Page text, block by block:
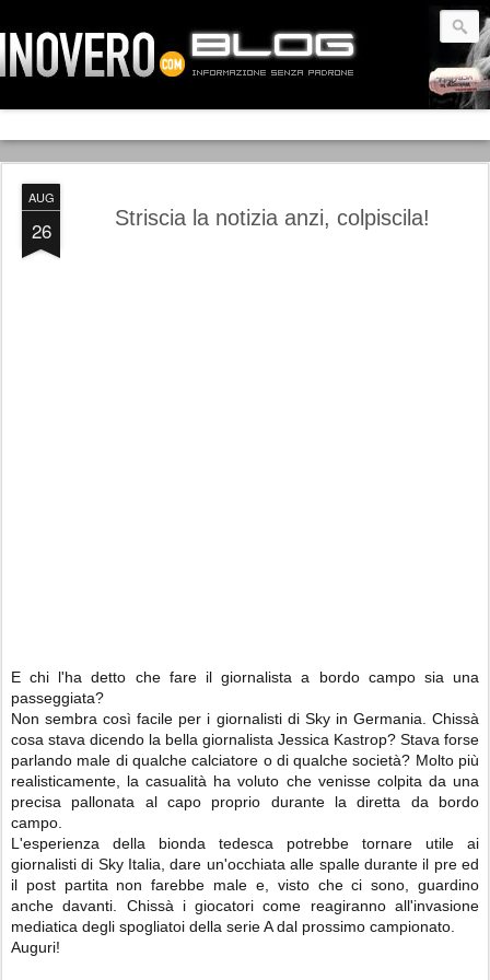
AUG
26 Striscia la notizia anzi, colpiscila!
E chi l'ha detto che fare il giornalista a bordo campo sia una
passeggiata?
Non sembra così facile per i giornalisti di Sky in Germania. Chissà
cosa stava dicendo la bella giornalista Jessica Kastrop? Stava forse
parlando male di qualche calciatore o di qualche società? Molto più
realisticamente, la casualità ha voluto che venisse colpita da una
precisa pallonata al capo proprio durante la diretta da bordo
campo.
L'esperienza della bionda tedesca potrebbe tornare utile ai
giornalisti di Sky Italia, dare un'occhiata alle spalle durante il pre ed
il post partita non farebbe male e, visto che ci sono, guardino
anche davanti. Chissà i giocatori come reagiranno all'invasione
mediatica degli spogliatoi della serie A dal prossimo campionato.
Auguri!